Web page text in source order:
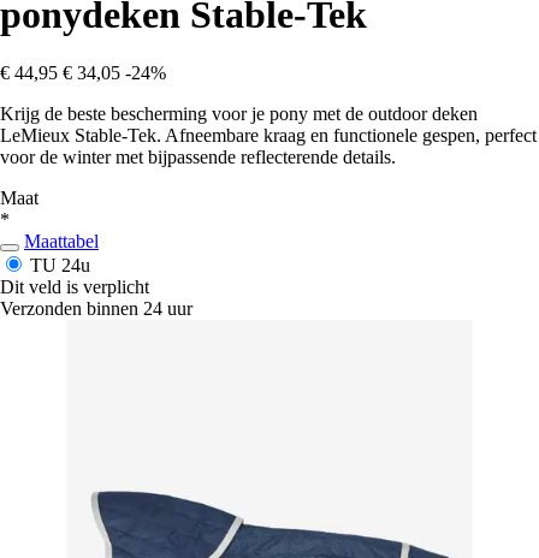
ponydeken Stable-Tek
€ 44,95 € 34,05 -24%
Krijg de beste bescherming voor je pony met de outdoor deken
LeMieux Stable-Tek. Afneembare kraag en functionele gespen, perfect
voor de winter met bijpassende reflecterende details.
Maat
*
Maattabel
TU 24u
Dit veld is verplicht
Verzonden binnen 24 uur